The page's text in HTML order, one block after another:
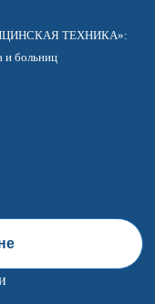
ТЕХНИКА»:
и больниц